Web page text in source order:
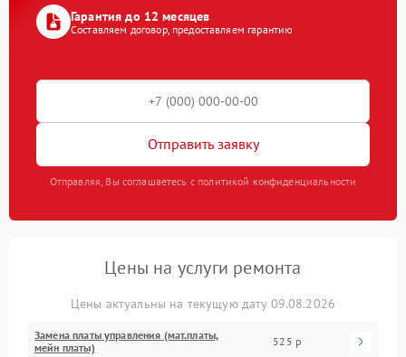
Гарантия до 12 месяцев
Составляем договор, предоставляем гарантию
Отправить заявку
Отправляя, Вы соглашаетесь с политикой конфиденциальности
Цены на услуги ремонта
Цены актуальны на текущую дату 09.08.2026
Замена платы управления (мат.платы,
мейн платы)
525 р